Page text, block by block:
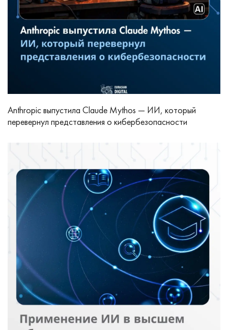
Anthropic выпустила Claude Mythos — ИИ, который
перевернул представления о кибербезопасности